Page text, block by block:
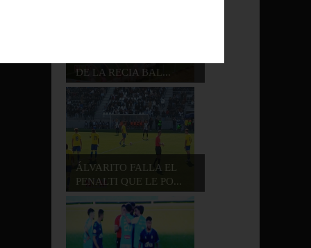
DE LA RECIA BAL...
ÁLVARITO FALLA EL
PENALTI QUE LE PO...